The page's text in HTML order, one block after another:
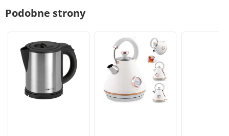
Podobne strony